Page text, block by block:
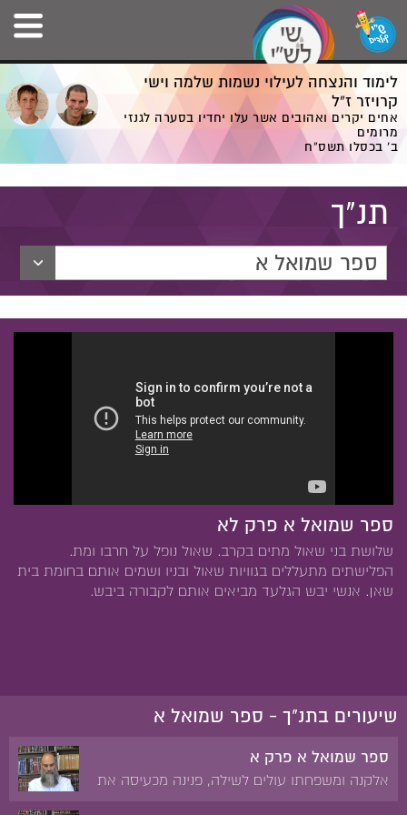
לימוד והנצחה לעילוי נשמות שלמה וישי
קרויזר ז”ל
אחים יקרים ואהובים אשר עלו יחדיו בסערה לגנזי
מרומים
ב' בכסלו תשס”ח
תנ"ך
ספר שמואל א
ספר שמואל א פרק לא
שלושת בני שאול מתים בקרב. שאול נופל על חרבו ומת.
הפלישתים מתעללים בגוויות שאול ובניו ושמים אותם בחומת בית
שאן. אנשי יבש הגלעד מביאים אותם לקבורה ביבש.
שיעורים בתנ"ך - ספר שמואל א
ספר שמואל א פרק א
אלקנה ומשפחתו עולים לשילה, פנינה מכעיסה את